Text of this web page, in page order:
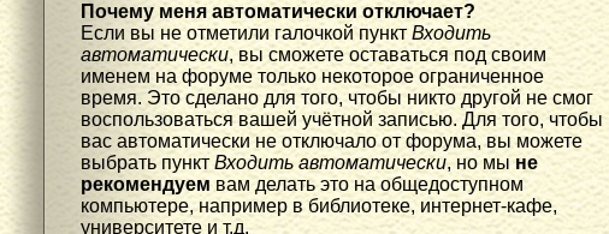
Почему меня автоматически отключает?
Если вы не отметили галочкой пунктВходить
автоматически, вы сможете оставаться под своим
именем на форуме только некоторое ограниченное
время. Это сделано для того, чтобы никто другой не смог
воспользоваться вашей учётной записью. Для того, чтобы
вас автоматически не отключало от форума, вы можете
выбрать пунктВходить автоматически, но мыне
рекомендуем вам делать это на общедоступном
компьютере, например в библиотеке, интернет-кафе,
университете и т.д.